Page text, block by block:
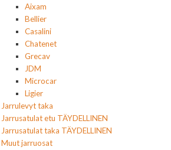
Aixam
Bellier
Casalini
Chatenet
Grecav
JDM
Microcar
Ligier
Jarrulevyt taka
Jarrusatulat etu TÄYDELLINEN
Jarrusatulat taka TÄYDELLINEN
Muut jarruosat